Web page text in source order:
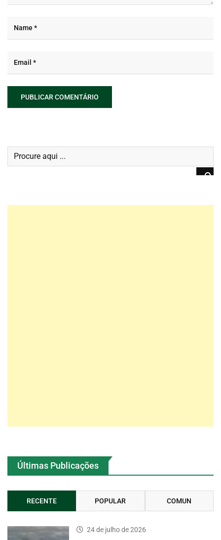
Últimas Publicações
RECENTE POPULAR COMUN
24 de julho de 2026